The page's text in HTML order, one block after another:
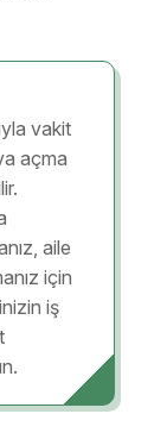
vakit
açma
aile
için
iş